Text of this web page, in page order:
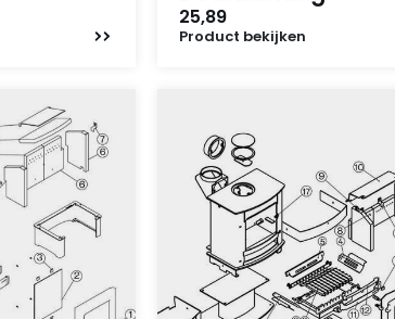
25,89
Product bekijken